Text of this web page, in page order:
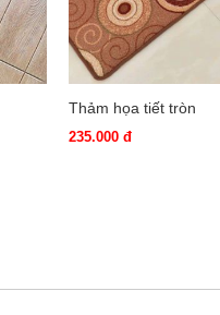
Thảm họa tiết tròn
235.000 đ